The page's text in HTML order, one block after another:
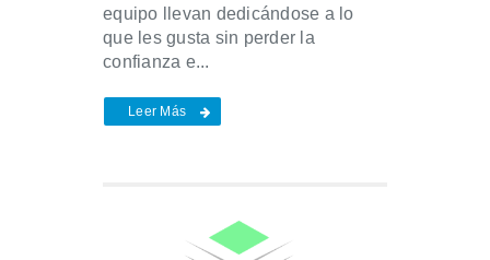
equipo llevan dedicándose a lo
que les gusta sin perder la
confianza e...
Leer Más